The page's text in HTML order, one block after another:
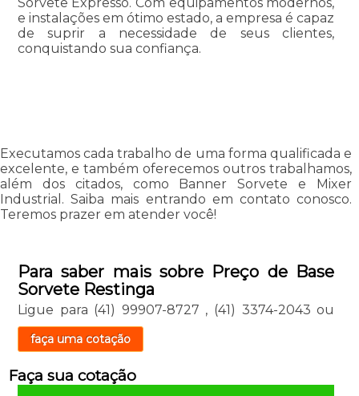
e instalações em ótimo estado, a empresa é capaz
de suprir a necessidade de seus clientes,
conquistando sua confiança.
Executamos cada trabalho de uma forma qualificada e
excelente, e também oferecemos outros trabalhamos,
além dos citados, como Banner Sorvete e Mixer
Industrial. Saiba mais entrando em contato conosco.
Teremos prazer em atender você!
Para saber mais sobre Preço de Base
Sorvete Restinga
Ligue para (41) 99907-8727 , (41) 3374-2043 ou
faça uma cotação
Faça sua cotação